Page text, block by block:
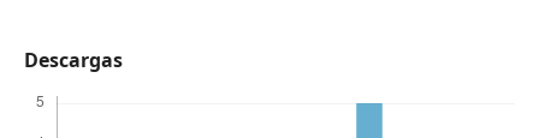
Descargas